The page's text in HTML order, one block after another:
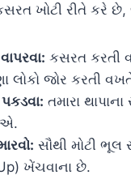
ખોટી રીતે કરે
કસરત
લોકો જોર કરતી
તમારા
સૌથી મોટી
ખેંચવાના છે.